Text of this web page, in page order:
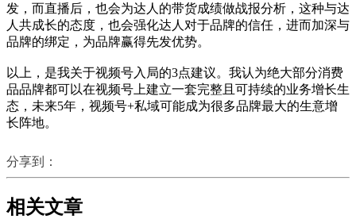
发，而直播后，也会为达人的带货成绩做战报分析，这种与达
人共成长的态度，也会强化达人对于品牌的信任，进而加深与
品牌的绑定，为品牌赢得先发优势。
以上，是我关于视频号入局的3点建议。我认为绝大部分消费
品品牌都可以在视频号上建立一套完整且可持续的业务增长生
态，未来5年，视频号+私域可能成为很多品牌最大的生意增
长阵地。
分享到：
相关文章